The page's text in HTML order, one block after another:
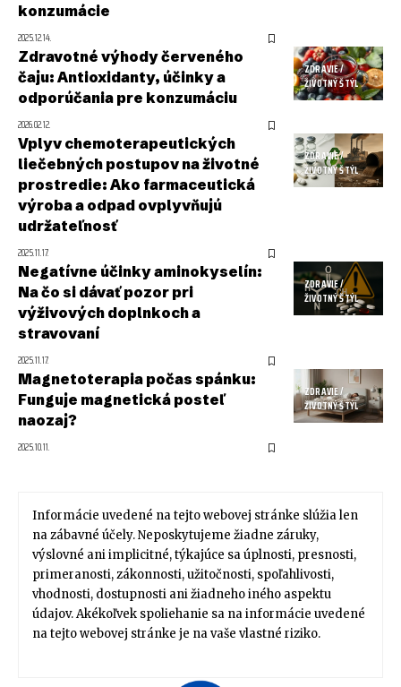
konzumácie
2025.12.14.
ZDRAVIE /
ŽIVOTNÝ ŠTÝL
Zdravotné výhody červeného
čaju: Antioxidanty, účinky a
odporúčania pre konzumáciu
2026.02.12.
ZDRAVIE /
ŽIVOTNÝ ŠTÝL
Vplyv chemoterapeutických
liečebných postupov na životné
prostredie: Ako farmaceutická
výroba a odpad ovplyvňujú
udržateľnosť
2025.11.17.
ZDRAVIE /
ŽIVOTNÝ ŠTÝL
Negatívne účinky aminokyselín:
Na čo si dávať pozor pri
výživových doplnkoch a
stravovaní
2025.11.17.
ZDRAVIE /
ŽIVOTNÝ ŠTÝL
Magnetoterapia počas spánku:
Funguje magnetická posteľ
naozaj?
2025.10.11.
Informácie uvedené na tejto webovej stránke slúžia len
na zábavné účely. Neposkytujeme žiadne záruky,
výslovné ani implicitné, týkajúce sa úplnosti, presnosti,
primeranosti, zákonnosti, užitočnosti, spoľahlivosti,
vhodnosti, dostupnosti ani žiadneho iného aspektu
údajov. Akékoľvek spoliehanie sa na informácie uvedené
na tejto webovej stránke je na vaše vlastné riziko.